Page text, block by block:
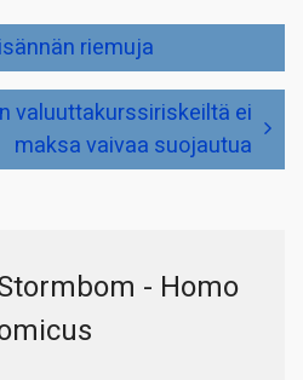
riemuja
valuuttakurssiriskeiltä ei
maksa vaivaa suojautua
- Homo